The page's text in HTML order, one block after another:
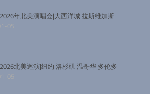
年北美演唱会|大西洋城|拉斯维加斯
05
北美巡演|纽约|洛杉矶|温哥华|多伦多
05